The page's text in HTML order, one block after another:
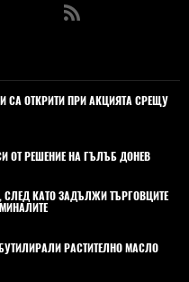
СА ОТКРИТИ ПРИ АКЦИЯТА СРЕЩУ
ОТ РЕШЕНИЕ НА ГЪЛЪБ ДОНЕВ
СЛЕД КАТО ЗАДЪЛЖИ ТЪРГОВЦИТЕ
РАСТИТЕЛНО МАСЛО